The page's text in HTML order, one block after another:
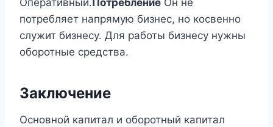
Оперативный.Потребление Он не
потребляет напрямую бизнес, но косвенно
служит бизнесу. Для работы бизнесу нужны
оборотные средства.
Заключение
Основной капитал и оборотный капитал